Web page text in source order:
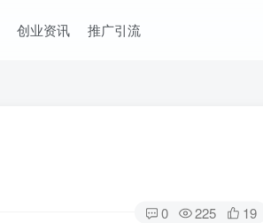
创业资讯 推广引流
0 225 19